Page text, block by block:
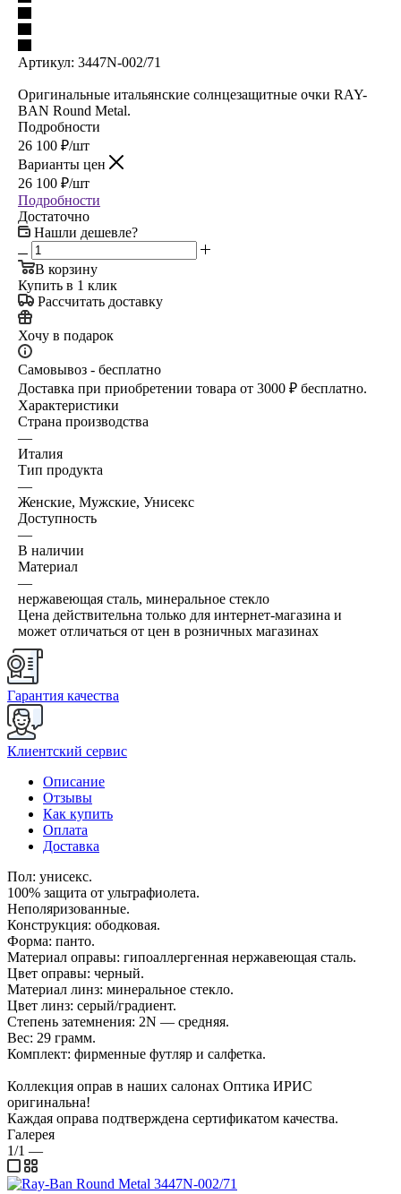
Артикул: 3447N-002/71
Оригинальные итальянские солнцезащитные очки RAY-
BAN Round Metal.
Подробности
26 100 ₽/шт
Варианты цен
26 100 ₽/шт
Подробности
Достаточно
Нашли дешевле?
В корзину
Купить в 1 клик
Рассчитать доставку
Хочу в подарок
Самовывоз - бесплатно
Доставка при приобретении товара от 3000 ₽ бесплатно.
Характеристики
Страна производства
—
Италия
Тип продукта
—
Женские, Мужские, Унисекс
Доступность
—
В наличии
Материал
—
нержавеющая сталь, минеральное стекло
Цена действительна только для интернет-магазина и
может отличаться от цен в розничных магазинах
Гарантия качества
Клиентский сервис
Описание
Отзывы
Как купить
Оплата
Доставка
Пол: унисекс.
100% защита от ультрафиолета.
Неполяризованные.
Конструкция: ободковая.
Форма: панто.
Материал оправы: гипоаллергенная нержавеющая сталь.
Цвет оправы: черный.
Материал линз: минеральное стекло.
Цвет линз: серый/градиент.
Степень затемнения: 2N — средняя.
Вес: 29 грамм.
Комплект: фирменные футляр и салфетка.
Коллекция оправ в наших салонах Оптика ИРИС
оригинальна!
Каждая оправа подтверждена сертификатом качества.
Галерея
1/1 —